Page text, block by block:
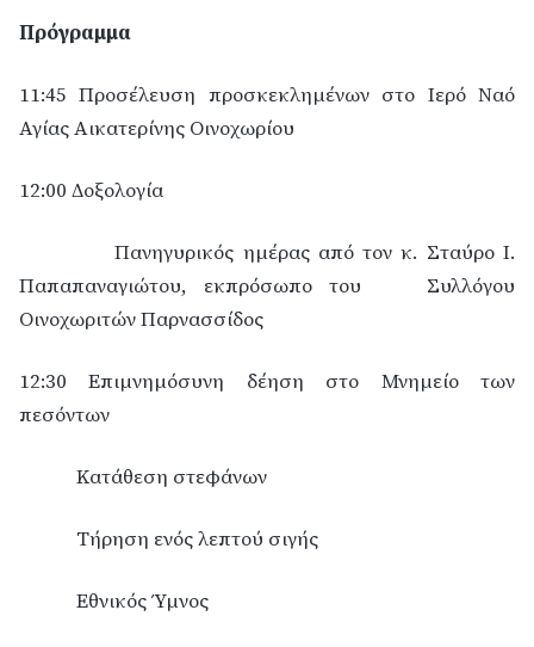
Πρόγραμμα
11:45 Προσέλευση προσκεκλημένων στο Ιερό Ναό
Αγίας Αικατερίνης Οινοχωρίου
12:00 Δοξολογία
Πανηγυρικός ημέρας από τον κ. Σταύρο Ι.
Παπαπαναγιώτου, εκπρόσωπο του
Συλλόγου
Οινοχωριτών Παρνασσίδος
12:30 Επιμνημόσυνη δέηση στο Μνημείο των
πεσόντων
Κατάθεση στεφάνων
Τήρηση ενός λεπτού σιγής
Εθνικός Ύμνος